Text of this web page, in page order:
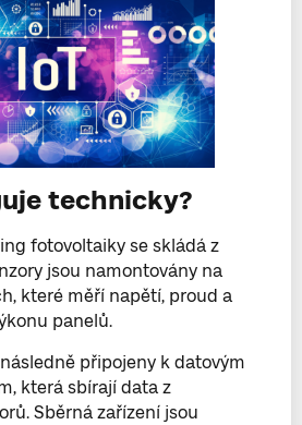
technicky?
fotovoltaiky se skládá z
jsou namontovány na
které měří napětí, proud a
panelů.
připojeny k datovým
která sbírají data z
Sběrná zařízení jsou